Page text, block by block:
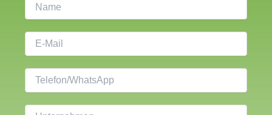
a
m
e-
M
a
i
e
l